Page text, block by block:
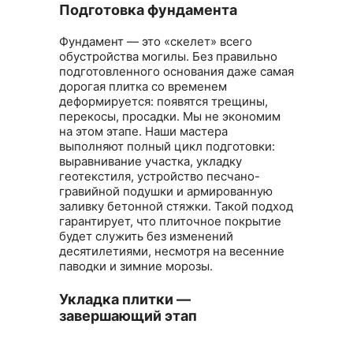
Подготовка фундамента
Фундамент — это «скелет» всего
обустройства могилы. Без правильно
подготовленного основания даже самая
дорогая плитка со временем
деформируется: появятся трещины,
перекосы, просадки. Мы не экономим
на этом этапе. Наши мастера
выполняют полный цикл подготовки:
выравнивание участка, укладку
геотекстиля, устройство песчано-
гравийной подушки и армированную
заливку бетонной стяжки. Такой подход
гарантирует, что плиточное покрытие
будет служить без изменений
десятилетиями, несмотря на весенние
паводки и зимние морозы.
Укладка плитки —
завершающий этап